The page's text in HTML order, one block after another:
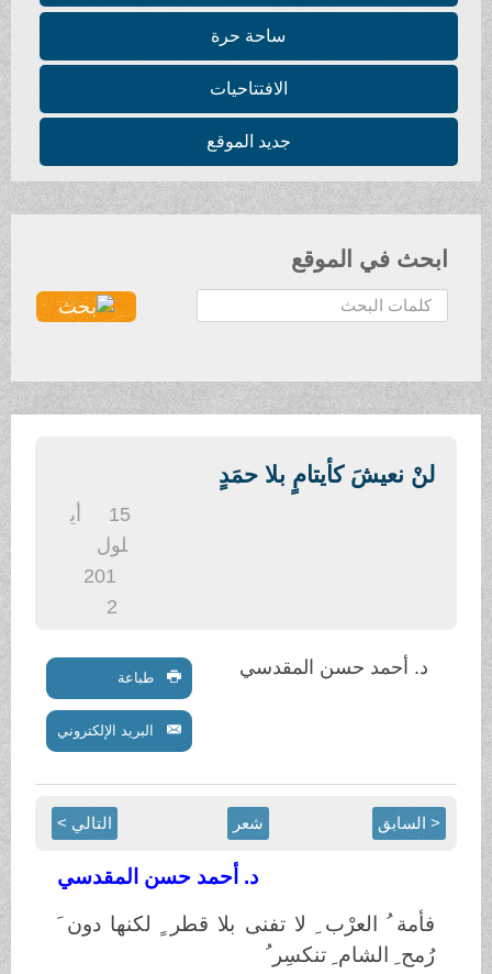
ساحة حرة
الافتتاحيات
جديد الموقع
ابحث في الموقع
ح
ث
لنْ نعيشَ كأيتامٍ بلا حمَدٍ
لول
201
د. أحمد حسن المقدسي طباعة
البريد الإلكتروني
< السابق شعر التالي >
د. أحمد حسن المقدسي
فأمة ُ العرْب ِ لا تفنى بلا قطر ٍ لكنها دون َ
رُمح ِ الشام ِ تنكسِر ُ